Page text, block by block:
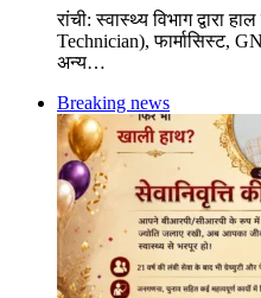
रांची: स्वास्थ्य विभाग द्वारा
Technician), फार्मासिस्ट,
अन्य…
Breaking news